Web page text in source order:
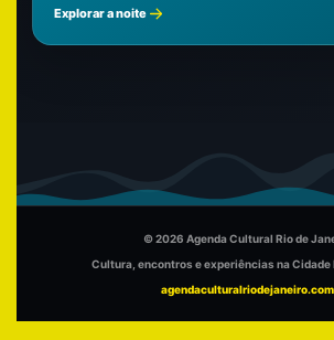
Explorar a noite
© 2026 Agenda Cultural Rio de
Cultura, encontros e experiências na Cidade
agendaculturalriodejaneiro.com